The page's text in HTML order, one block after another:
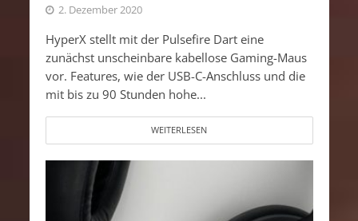
2. Dezember 2020
HyperX stellt mit der Pulsefire Dart eine
zunächst unscheinbare kabellose Gaming-Maus
vor. Features, wie der USB-C-Anschluss und die
mit bis zu 90 Stunden hohe...
WEITERLESEN